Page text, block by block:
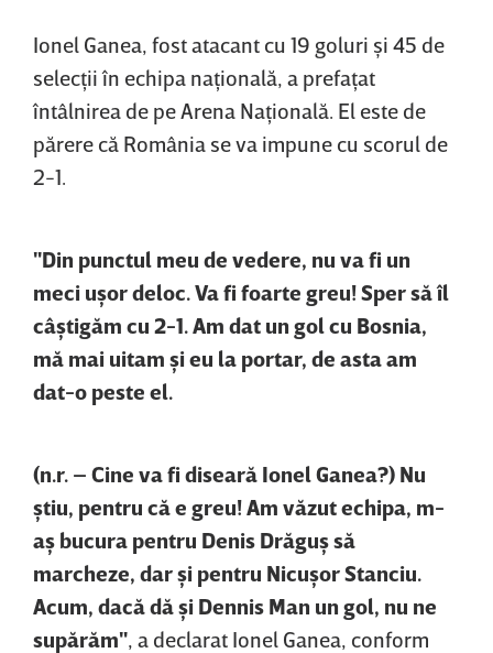
Ionel Ganea, fost atacant cu 19 goluri şi 45 de
selecţii în echipa naţională, a prefaţat
întâlnirea de pe Arena Naţională. El este de
părere că România se va impune cu scorul de
2-1.
"Din punctul meu de vedere, nu va fi un
meci uşor deloc. Va fi foarte greu! Sper să îl
câştigăm cu 2-1. Am dat un gol cu Bosnia,
mă mai uitam şi eu la portar, de asta am
dat-o peste el.
(n.r. – Cine va fi diseară Ionel Ganea?) Nu
ştiu, pentru că e greu! Am văzut echipa, m-
aş bucura pentru Denis Drăguş să
marcheze, dar şi pentru Nicuşor Stanciu.
Acum, dacă dă şi Dennis Man un gol, nu ne
supărăm" , a declarat Ionel Ganea, conform